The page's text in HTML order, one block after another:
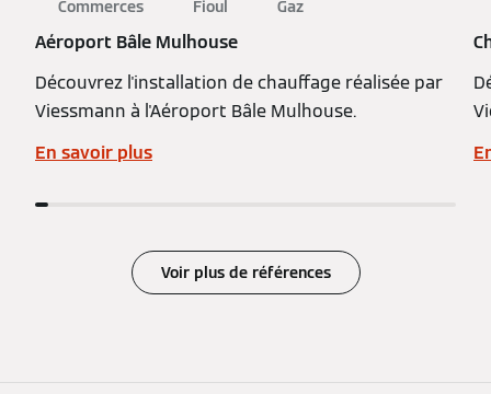
Commerces Fioul Gaz
Aéroport Bâle Mulhouse
Découvrez l'installation de chauffage réalisée par
Viessmann à l'Aéroport Bâle Mulhouse.
En savoir plus
Voir plus de références